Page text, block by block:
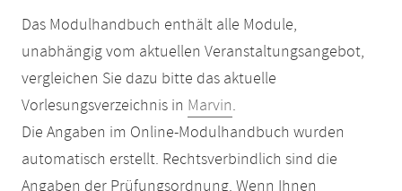
Das Modulhandbuch enthält alle Module,
unabhängig vom aktuellen Veranstaltungsangebot,
vergleichen Sie dazu bitte das aktuelle
Vorlesungsverzeichnis in Marvin.
Die Angaben im Online-Modulhandbuch wurden
automatisch erstellt. Rechtsverbindlich sind die
Angaben der Prüfungsordnung. Wenn Ihnen